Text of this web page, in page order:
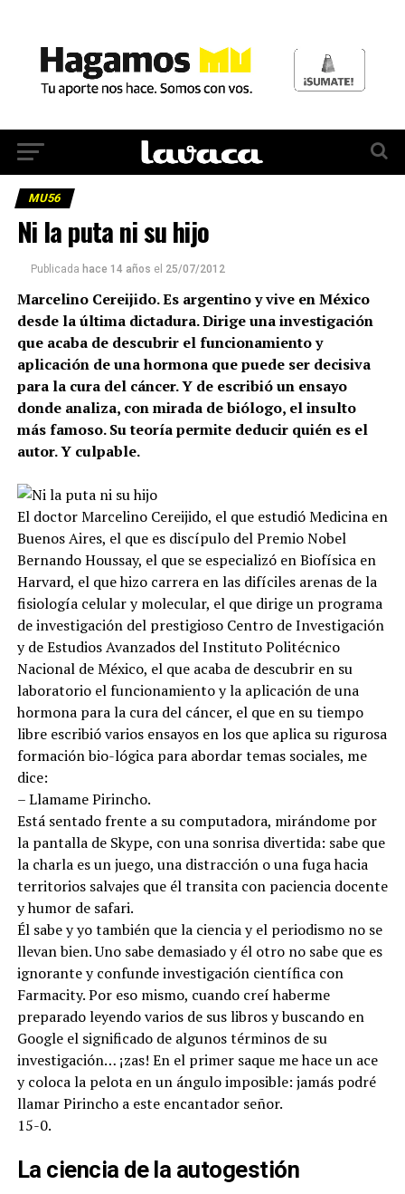
MU56
Ni la puta ni su hijo
Publicada hace 14 años el 25/07/2012
Marcelino Cereijido. Es argentino y vive en México
desde la última dictadura. Dirige una investigación
que acaba de descubrir el funcionamiento y
aplicación de una hormona que puede ser decisiva
para la cura del cáncer. Y de escribió un ensayo
donde analiza, con mirada de biólogo, el insulto
más famoso. Su teoría permite deducir quién es el
autor. Y culpable.
El doctor Marcelino Cereijido, el que estudió Medicina en
Buenos Aires, el que es discípulo del Premio Nobel
Bernando Houssay, el que se especializó en Biofísica en
Harvard, el que hizo carrera en las difíciles arenas de la
fisiología celular y molecular, el que dirige un programa
de investigación del prestigioso Centro de Investigación
y de Estudios Avanzados del Instituto Politécnico
Nacional de México, el que acaba de descubrir en su
laboratorio el funcionamiento y la aplicación de una
hormona para la cura del cáncer, el que en su tiempo
libre escribió varios ensayos en los que aplica su rigurosa
formación bio-lógica para abordar temas sociales, me
dice:
– Llamame Pirincho.
Está sentado frente a su computadora, mirándome por
la pantalla de Skype, con una sonrisa divertida: sabe que
la charla es un juego, una distracción o una fuga hacia
territorios salvajes que él transita con paciencia docente
y humor de safari.
Él sabe y yo también que la ciencia y el periodismo no se
llevan bien. Uno sabe demasiado y él otro no sabe que es
ignorante y confunde investigación científica con
Farmacity. Por eso mismo, cuando creí haberme
preparado leyendo varios de sus libros y buscando en
Google el significado de algunos términos de su
investigación… ¡zas! En el primer saque me hace un ace
y coloca la pelota en un ángulo imposible: jamás podré
llamar Pirincho a este encantador señor.
15-0.
La ciencia de la autogestión